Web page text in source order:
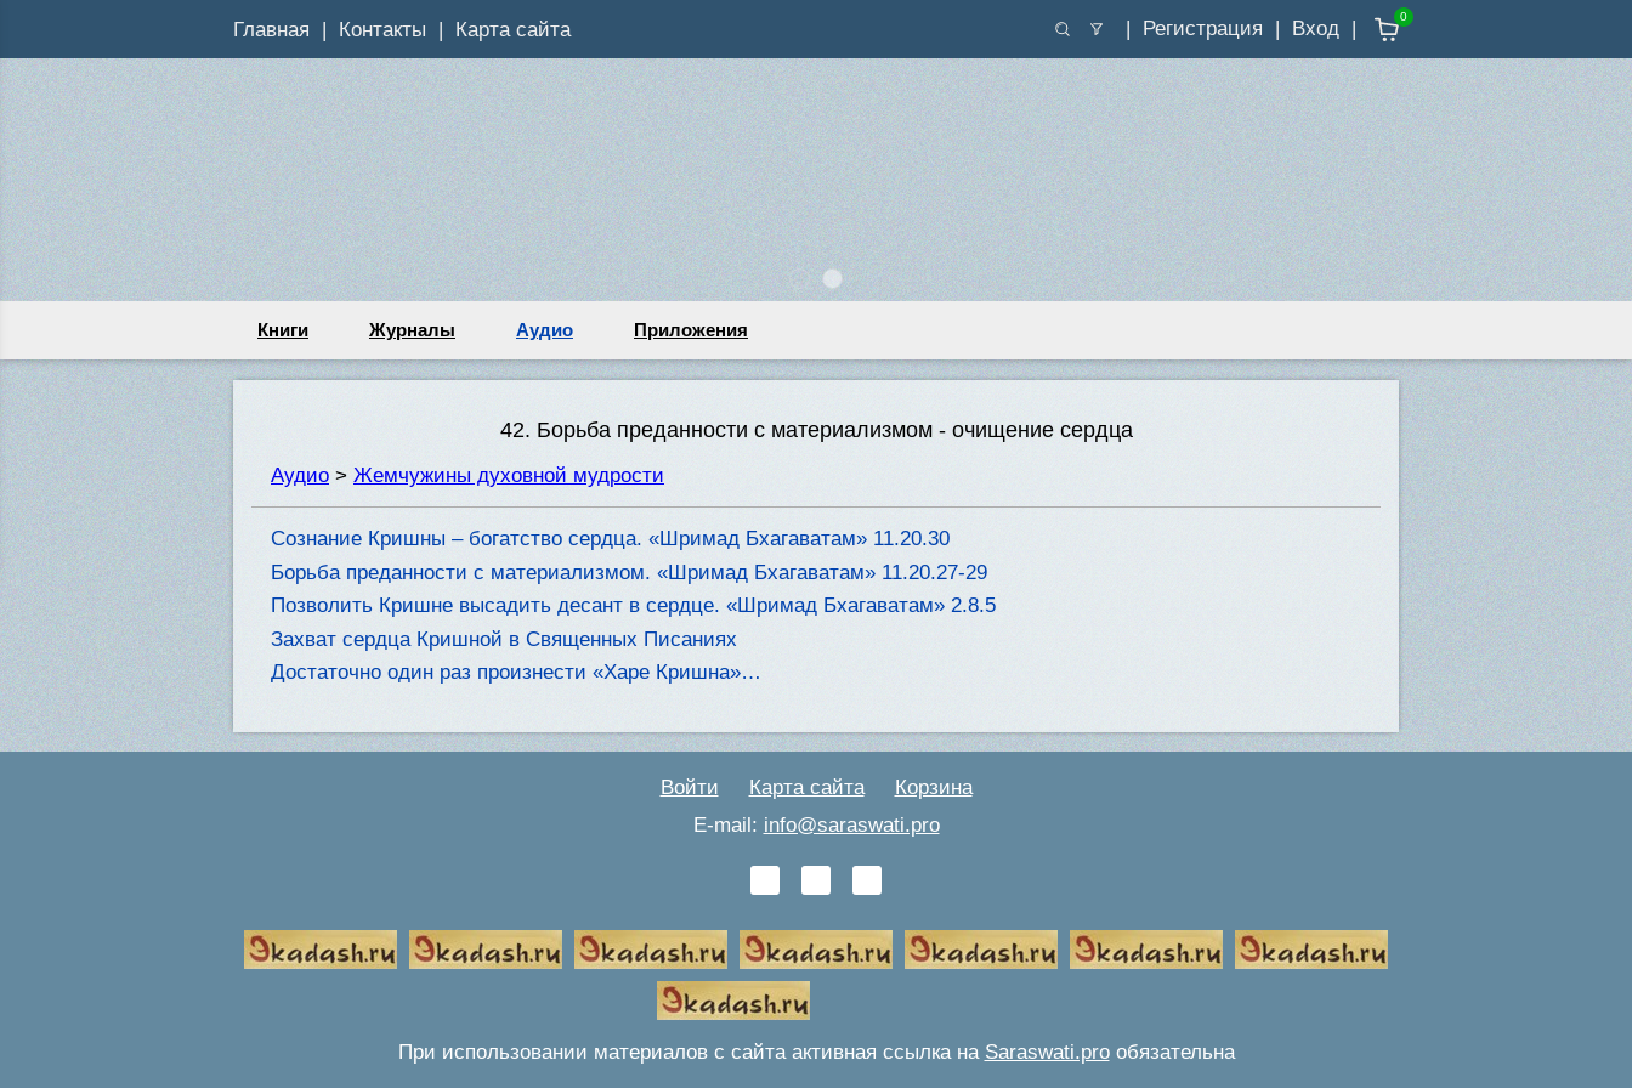
Главная Контакты Карта сайта Регистрация Вход
0
Книги Журналы Аудио Приложения
42. Борьба преданности с материализмом - очищение сердца
Аудио > Жемчужины духовной мудрости
Сознание Кришны – богатство сердца. «Шримад Бхагаватам» 11.20.30
Борьба преданности с материализмом. «Шримад Бхагаватам» 11.20.27-29
Позволить Кришне высадить десант в сердце. «Шримад Бхагаватам» 2.8.5
Захват сердца Кришной в Священных Писаниях
Достаточно один раз произнести «Харе Кришна»…
Войти Карта сайта
Корзина
E-mail: info@saraswati.pro
При использовании материалов с сайта активная ссылка на Saraswati.proобязательна